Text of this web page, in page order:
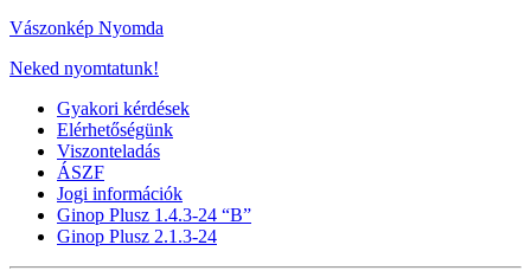
Vászonkép Nyomda
Neked nyomtatunk!
Gyakori kérdések
Elérhetőségünk
Viszonteladás
ÁSZF
Jogi információk
Ginop Plusz 1.4.3-24 “B”
Ginop Plusz 2.1.3-24